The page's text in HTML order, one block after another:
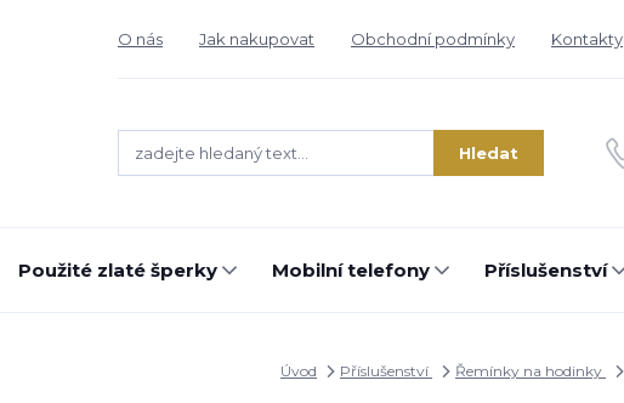
O nás Jak nakupovat Obchodní podmínky Kontakty
Hledat
Použité zlaté šperky Mobilní telefony Příslušenství
Úvod Příslušenství Řemínky na hodinky